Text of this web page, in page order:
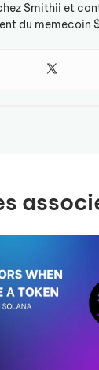
Smithii et
du memecoin